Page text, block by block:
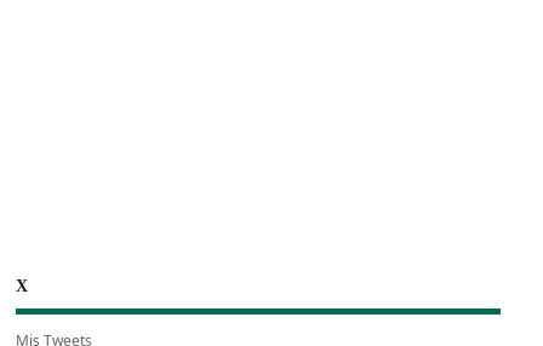
X
Mis Tweets